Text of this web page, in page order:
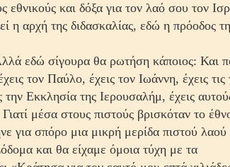
εθνικούς και δόξα για τον λαό σου τον
η αρχή της διδασκαλίας, εδώ η πρόοδος
εδώ σίγουρα θα ρωτήση κάποιος: Και
τον Παύλο, έχεις τον Ιωάν­νη, έχεις τις
την Εκκλησία της Ιε­ρουσαλήμ, έχεις
μέσα στους πιστούς βρισκόταν το
για σπόρο μια μικρή μερίδα πιστού λαού
και θα είχαμε όμοια τύχη με τα